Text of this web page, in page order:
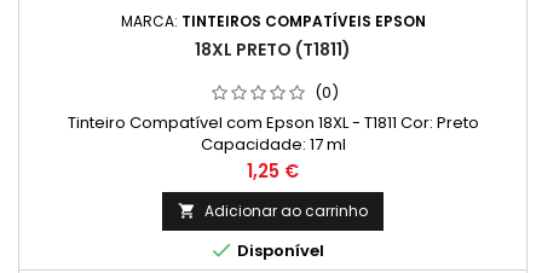
MARCA: TINTEIROS COMPATÍVEIS EPSON
18XL PRETO (T1811)
(0)
Tinteiro Compatível com Epson 18XL - T1811 Cor: Preto
Capacidade: 17 ml
Preço
1,25 €
 Adicionar ao carrinho
 Disponível